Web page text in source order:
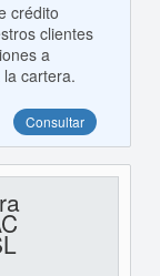
crédito
clientes
a
cartera.
Consultar